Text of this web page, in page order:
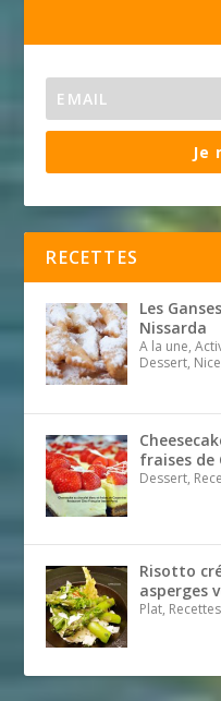
Je
RECETTES
Les
Nissarda
A la une,
Dessert,
fraises de
Dessert,
Risotto
asperges
Plat, Recettes